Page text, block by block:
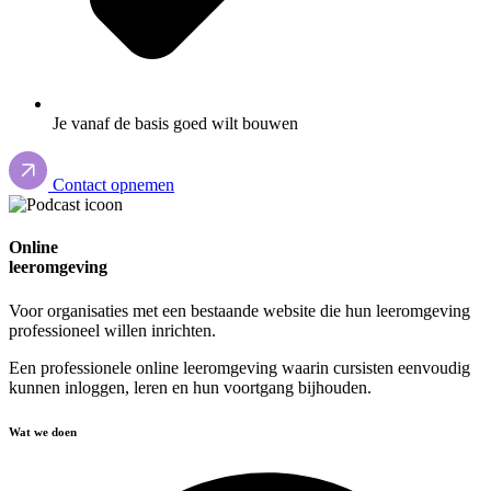
Je vanaf de basis goed wilt bouwen
Contact opnemen
Online
leeromgeving
Voor organisaties met een bestaande website die hun leeromgeving
professioneel willen inrichten.
Een professionele online leeromgeving waarin cursisten eenvoudig
kunnen inloggen, leren en hun voortgang bijhouden.
Wat we doen